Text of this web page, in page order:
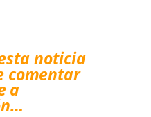
noticia
comentar
a